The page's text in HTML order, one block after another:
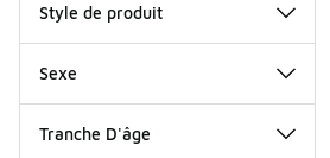
Style de produit
Sexe
Tranche D'âge